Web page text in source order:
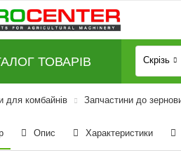
ТОВАРІВ Скрізь
для комбайнів Запчастини до
Опис Характеристики